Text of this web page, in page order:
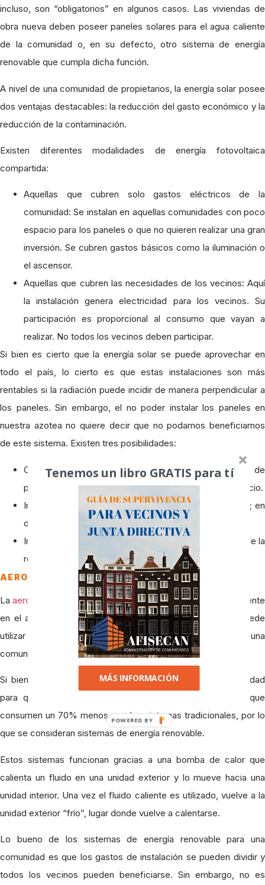
incluso, son “obligatorios” en algunos casos. Las viviendas de
obra nueva deben poseer paneles solares para el agua caliente
de la comunidad o, en su defecto, otro sistema de energía
renovable que cumpla dicha función.
A nivel de una comunidad de propietarios, la energía solar posee
dos ventajas destacables: la reducción del gasto económico y la
reducción de la contaminación.
Existen diferentes modalidades de energía fotovoltaica
compartida:
Aquellas que cubren solo gastos eléctricos de la
comunidad: Se instalan en aquellas comunidades con poco
espacio para los paneles o que no quieren realizar una gran
inversión. Se cubren gastos básicos como la iluminación o
el ascensor.
Aquellas que cubren las necesidades de los vecinos: Aquí
la instalación genera electricidad para los vecinos. Su
participación es proporcional al consumo que vayan a
realizar. No todos los vecinos deben participar.
Si bien es cierto que la energía solar se puede aprovechar en
todo el país, lo cierto es que estas instalaciones son más
rentables si la radiación puede incidir de manera perpendicular a
los paneles. Sin embargo, el no poder instalar los paneles en
nuestra azotea no quiere decir que no podamos beneficiarnos
de este sistema. Existen tres posibilidades:
Compartir el mismo edificio residencial, instalación de
placas solares en la azotea compartida de nuestro edificio.
Instalarla en el edificio contiguo, en un radio de 500 m; en
donde la instalación se ubicaría en el edificio vecino.
Instalarla en un edificio donde se compartan 14 dígitos de la
referencia catastral.
AEROTERMIA
La aerotermia
consiste en el aprovechamiento del calor presente
en el aire para calentar agua. Este tipo de sistemas se puede
utilizar a nivel individual o bien para el agua caliente de una
comunidad de vecinos.
Si bien es cierto que estos sistemas requieren de electricidad
para que funcione el motor de la bomba, lo cierto es que
consumen un 70% menos que los sistemas tradicionales, por lo
que se consideran sistemas de energía renovable.
Estos sistemas funcionan gracias a una bomba de calor que
calienta un fluido en una unidad exterior y lo mueve hacia una
unidad interior. Una vez el fluido caliente es utilizado, vuelve a la
unidad exterior “frío”, lugar donde vuelve a calentarse.
Lo bueno de los sistemas de energía renovable para una
comunidad es que los gastos de instalación se pueden dividir y
todos los vecinos pueden beneficiarse. Sin embargo, no es
Tenemos un libro GRATIS para tí
MÁS INFORMACIÓN
POWERED BY